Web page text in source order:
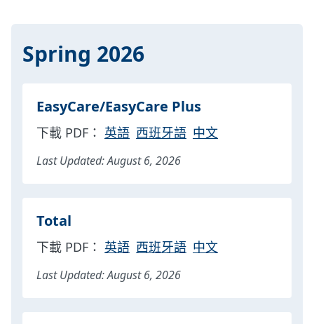
Spring 2026
EasyCare/EasyCare Plus
下載 PDF： 英語 西班牙語 中文
Last Updated: August 6, 2026
Total
下載 PDF： 英語 西班牙語 中文
Last Updated: August 6, 2026